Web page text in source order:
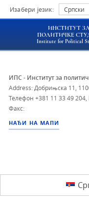
Изабери језик: Српски
ИНСТИТУТ
ПОЛИТИЧКЕ
Institute for Political
ИПС - Институт за
Address: Добрињска 11,
Телефон +381 11 33 49 204
Факс:
НАЂИ НА МАПИ